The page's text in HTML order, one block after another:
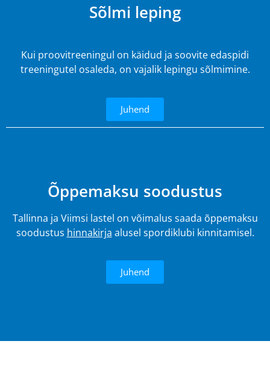
Sõlmi leping
Kui proovitreeningul on käidud ja soovite edaspidi
treeningutel osaleda, on vajalik lepingu sõlmimine.
Juhend
Õppemaksu soodustus
Tallinna ja Viimsi lastel on võimalus saada õppemaksu
soodustus hinnakirja alusel spordiklubi kinnitamisel.
Juhend